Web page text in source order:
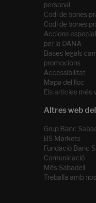
personal
Codi de bones
Codi de bones
Accions
per la DANA
Bases legals
promocions
Accessibilitat
Mapa del lloc
Els articles més
Grup Banc
BS Markets
Fundació Banc
Comunicació
Més Sabadell
Treballa amb